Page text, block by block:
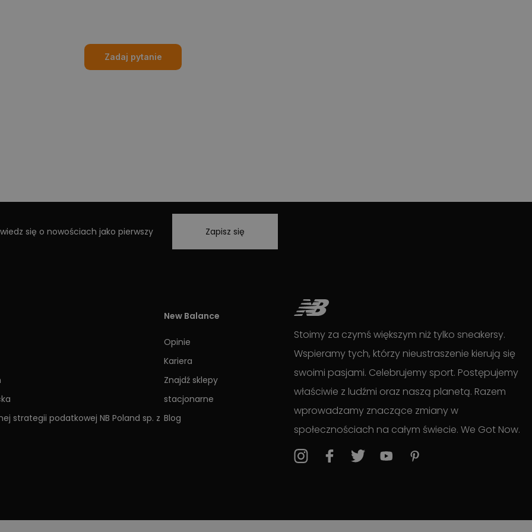
Zadaj pytanie
się o nowościach jako pierwszy Zapisz się
strategii podatkowej NB Poland sp. z
New Balance
Opinie
Kariera
Znajdź sklepy
stacjonarne
Blog
Stoimy za czymś większym niż tylko sneakersy.
Wspieramy tych, którzy nieustraszenie kierują się
swoimi pasjami. Celebrujemy sport. Postępujemy
właściwie z ludźmi oraz naszą planetą. Razem
wprowadzamy znaczące zmiany w
społecznościach na całym świecie. We Got Now.